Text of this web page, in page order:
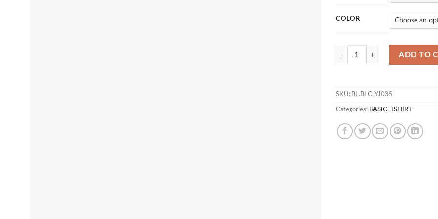
COLOR
T PAKETUK quantity
ADD TO
SKU: BL.BLO-YJ035
Categories: BASIC, TSHIRT